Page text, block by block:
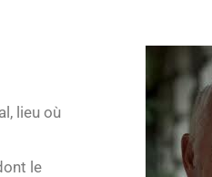
lieu où
le